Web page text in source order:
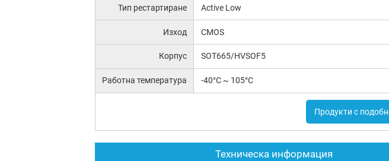
Тип рестартиране Active Low
Изход CMOS
Корпус SOT665/HVSOF5
Работна температура -40°C ~ 105°C
Продукти с
Техническа информация